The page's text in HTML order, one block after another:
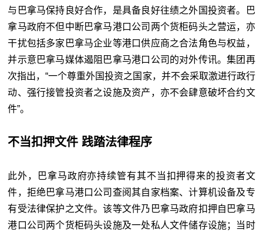
与巴拿马保持良好合作，是具备良好往绩之外国投资者。巴
拿马政府不但中断巴拿马港口公司两个货柜码头之营运，亦
干扰包括多家巴拿马企业等港口供应商之合法角色与权益，
并示意巴拿马媒体遏阻巴拿马港口公司的对外传讯。集团再
次指出，“⼀个尊重外国投资之国家，并不会采取激进行政行
动、强行接管投资者之设施及资产，亦不会肆意破坏合约文
件”。
不当扣押文件 践踏法律程序
此外，巴拿马政府亦持续管有其不当扣押得来的投资者文
件，拒绝巴拿马港口公司查阅其自家档案、计算机设备及专
有受法律保护之文件。该等文件乃巴拿马政府扣押自巴拿马
港口公司两个货柜码头设施及⼀处私⼈文件储存设施；当时